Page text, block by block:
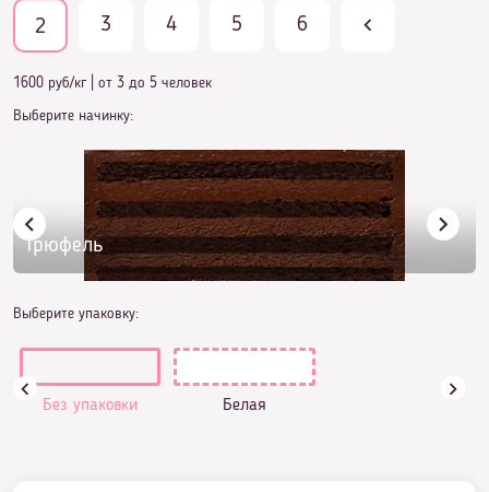
2 3 4 5 6
1600 руб/кг от 3 до 5 человек
Выберите начинку:
Трюфель
Выберите упаковку:
Без упаковки Белая